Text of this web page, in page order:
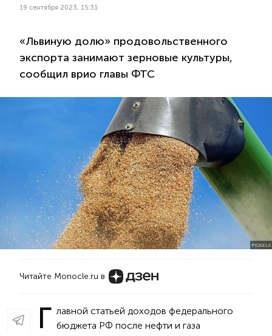
19 сентября 2023, 15:31
«Львиную долю» продовольственного
экспорта занимают зерновые культуры,
сообщил врио главы ФТС
PIQSELS
Читайте Monocle.ru в
Г лавной статьей доходов федерального
бюджета РФ после нефти и газа